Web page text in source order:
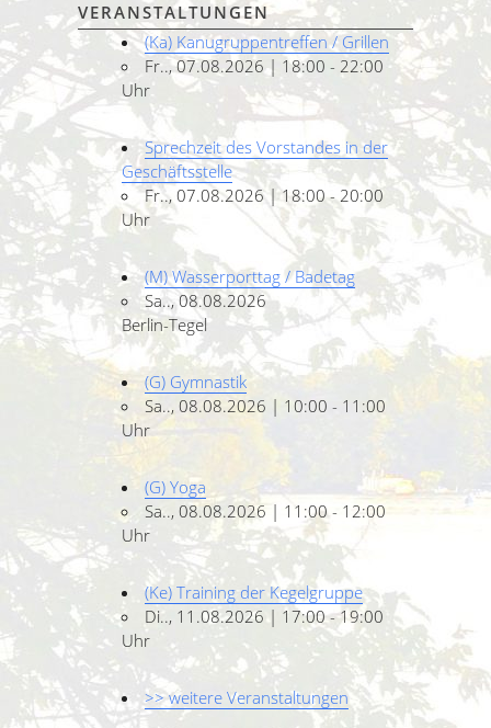
VERANSTALTUNGEN
(Ka) Kanugruppentreffen / Grillen
Fr.., 07.08.2026 | 18:00 - 22:00
Uhr
Sprechzeit des Vorstandes in der
Geschäftsstelle
Fr.., 07.08.2026 | 18:00 - 20:00
Uhr
(M) Wasserporttag / Badetag
Sa.., 08.08.2026
Berlin-Tegel
(G) Gymnastik
Sa.., 08.08.2026 | 10:00 - 11:00
Uhr
(G) Yoga
Sa.., 08.08.2026 | 11:00 - 12:00
Uhr
(Ke) Training der Kegelgruppe
Di.., 11.08.2026 | 17:00 - 19:00
Uhr
>> weitere Veranstaltungen